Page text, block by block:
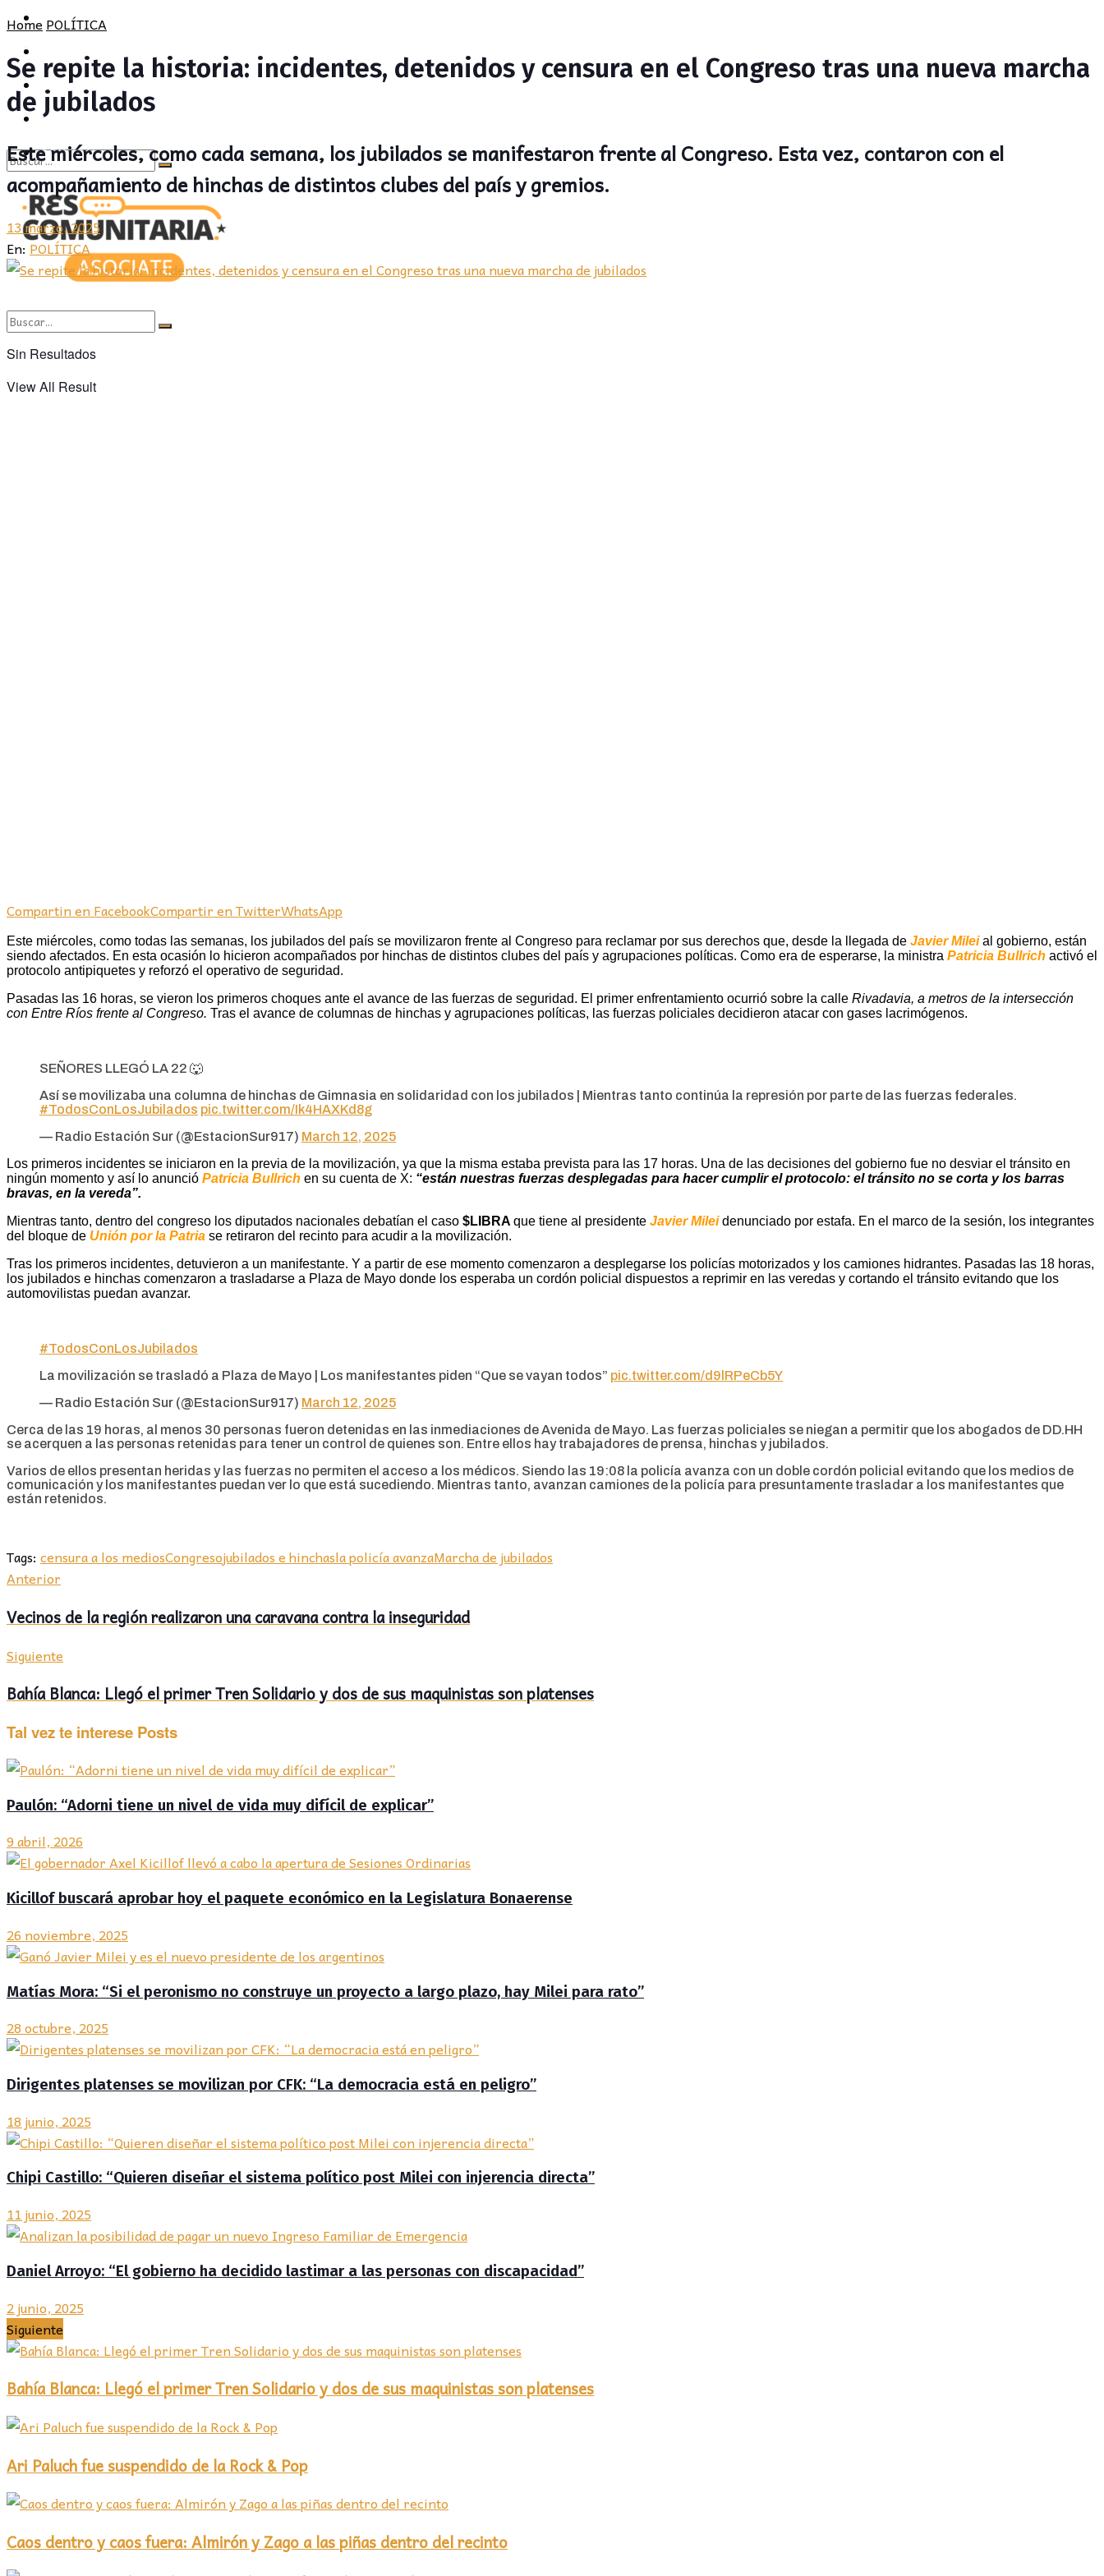
POLÍTICA
CULTURA
OPINIÓN
Sin Resultados
View All Result
PROVINCIA
POLÍTICA
SOCIEDAD
CULTURA
OPINIÓN
Sin Resultados
View All Result
HomePOLÍTICA
Se repite la historia: incidentes, detenidos y censura en el Congreso tras una nueva marcha
de jubilados
Este miércoles, como cada semana, los jubilados se manifestaron frente al Congreso. Esta vez, contaron con el
acompañamiento de hinchas de distintos clubes del país y gremios.
13 marzo, 2025
En: POLÍTICA
Compartin en FacebookCompartir en TwitterWhatsApp
Este miércoles, como todas las semanas, los jubilados del país se movilizaron frente al Congreso para reclamar por sus derechos que, desde la llegada de Javier Milei al gobierno, están
siendo afectados. En esta ocasión lo hicieron acompañados por hinchas de distintos clubes del país y agrupaciones políticas. Como era de esperarse, la ministra Patricia Bullrich activó el
protocolo antipiquetes y reforzó el operativo de seguridad.
Pasadas las 16 horas, se vieron los primeros choques ante el avance de las fuerzas de seguridad. El primer enfrentamiento ocurrió sobre la calle Rivadavia, a metros de la intersección
con Entre Ríos frente al Congreso. Tras el avance de columnas de hinchas y agrupaciones políticas, las fuerzas policiales decidieron atacar con gases lacrimógenos.
SEÑORES LLEGÓ LA 22 🐺
Así se movilizaba una columna de hinchas de Gimnasia en solidaridad con los jubilados | Mientras tanto continúa la represión por parte de las fuerzas federales.
#TodosConLosJubilados pic.twitter.com/Ik4HAXKd8g
— Radio Estación Sur (@EstacionSur917) March 12, 2025
Los primeros incidentes se iniciaron en la previa de la movilización, ya que la misma estaba prevista para las 17 horas. Una de las decisiones del gobierno fue no desviar el tránsito en
ningún momento y así lo anunció Patricia Bullrich en su cuenta de X: “están nuestras fuerzas desplegadas para hacer cumplir el protocolo: el tránsito no se corta y los barras
bravas, en la vereda”.
Mientras tanto, dentro del congreso los diputados nacionales debatían el caso $LIBRA que tiene al presidente Javier Mileidenunciado por estafa. En el marco de la sesión, los integrantes
del bloque de Unión por la Patria se retiraron del recinto para acudir a la movilización.
Tras los primeros incidentes, detuvieron a un manifestante. Y a partir de ese momento comenzaron a desplegarse los policías motorizados y los camiones hidrantes. Pasadas las 18 horas,
los jubilados e hinchas comenzaron a trasladarse a Plaza de Mayo donde los esperaba un cordón policial dispuestos a reprimir en las veredas y cortando el tránsito evitando que los
automovilistas puedan avanzar.
#TodosConLosJubilados
La movilización se trasladó a Plaza de Mayo | Los manifestantes piden “Que se vayan todos” pic.twitter.com/d9lRPeCb5Y
— Radio Estación Sur (@EstacionSur917) March 12, 2025
Cerca de las 19 horas, al menos 30 personas fueron detenidas en las inmediaciones de Avenida de Mayo. Las fuerzas policiales se niegan a permitir que los abogados de DD.HH
se acerquen a las personas retenidas para tener un control de quienes son. Entre ellos hay trabajadores de prensa, hinchas y jubilados.
Varios de ellos presentan heridas y las fuerzas no permiten el acceso a los médicos. Siendo las 19:08 la policía avanza con un doble cordón policial evitando que los medios de
comunicación y los manifestantes puedan ver lo que está sucediendo. Mientras tanto, avanzan camiones de la policía para presuntamente trasladar a los manifestantes que
están retenidos.
Tags: censura a los mediosCongresojubilados e hinchasla policía avanzaMarcha de jubilados
Anterior
Vecinos de la región realizaron una caravana contra la inseguridad
Siguiente
Bahía Blanca: Llegó el primer Tren Solidario y dos de sus maquinistas son platenses
Tal vez te interese Posts
Paulón: “Adorni tiene un nivel de vida muy difícil de explicar”
9 abril, 2026
Kicillof buscará aprobar hoy el paquete económico en la Legislatura Bonaerense
26 noviembre, 2025
Matías Mora: “Si el peronismo no construye un proyecto a largo plazo, hay Milei para rato”
28 octubre, 2025
Dirigentes platenses se movilizan por CFK: “La democracia está en peligro”
18 junio, 2025
Chipi Castillo: “Quieren diseñar el sistema político post Milei con injerencia directa”
11 junio, 2025
Daniel Arroyo: “El gobierno ha decidido lastimar a las personas con discapacidad”
2 junio, 2025
Siguiente
Bahía Blanca: Llegó el primer Tren Solidario y dos de sus maquinistas son platenses
Ari Paluch fue suspendido de la Rock & Pop
Caos dentro y caos fuera: Almirón y Zago a las piñas dentro del recinto